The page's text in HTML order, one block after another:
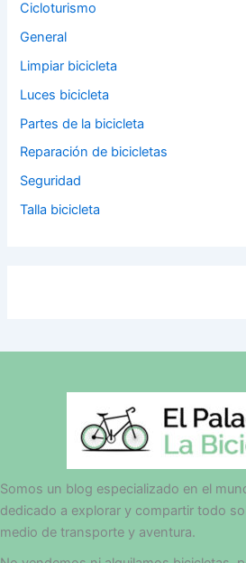
Cicloturismo
General
Limpiar bicicleta
Luces bicicleta
Partes de la bicicleta
Reparación de bicicletas
Seguridad
Talla bicicleta
Somos un blog especializado en el
dedicado a explorar y compartir todo
medio de transporte y aventura.